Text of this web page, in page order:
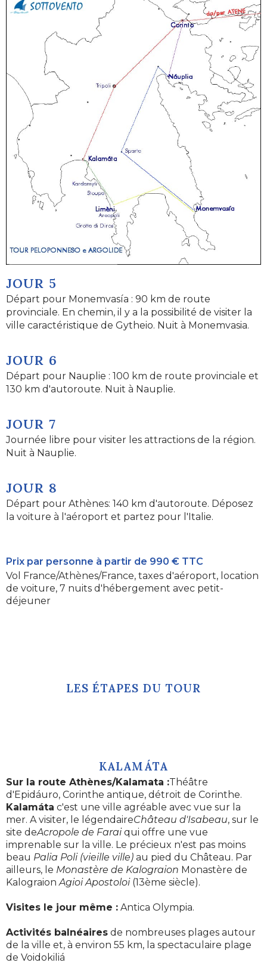
JOUR 5
Départ pour Monemvasía : 90 km de route
provinciale. En chemin, il y a la possibilité de visiter la
ville caractéristique de Gytheio. Nuit à Monemvasia.
JOUR 6
Départ pour Nauplie : 100 km de route provinciale et
130 km d'autoroute. Nuit à Nauplie.
JOUR 7
Journée libre pour visiter les attractions de la région.
Nuit à Nauplie.
JOUR 8
Départ pour Athènes: 140 km d'autoroute. Déposez
la voiture à l'aéroport et partez pour l'Italie.
Prix ​​par personne à partir de 990 € TTC
Vol France/Athènes/France, taxes d'aéroport, location
de voiture, 7 nuits d'hébergement avec petit-
déjeuner
LES ÉTAPES DU TOUR
KALAMÁTA
Sur la route Athènes/Kalamata :Théâtre
d'Epidáuro, Corinthe antique, détroit de Corinthe.
Kalamáta c'est une ville agréable avec vue sur la
mer. A visiter, le légendaireChâteau d'Isabeau, sur le
site deAcropole de Faraiqui offre une vue
imprenable sur la ville. Le précieux n'est pas moins
beau Palia Poli (vieille ville) au pied du Château. Par
ailleurs, le Monastère de Kalograion Monastère de
Kalograion Agioi Apostoloi(13ème siècle).
Visites le jour même : Antica Olympia.
Activités balnéaires de nombreuses plages autour
de la ville et, à environ 55 km, la spectaculaire plage
de Voidokiliá